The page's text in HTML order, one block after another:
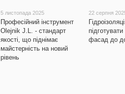
5 листопада 2025
Професійний інструмент
Olejnik J.L. - стандарт
якості, що піднімає
майстерність на новий
рівень
22 серпня
фасад до